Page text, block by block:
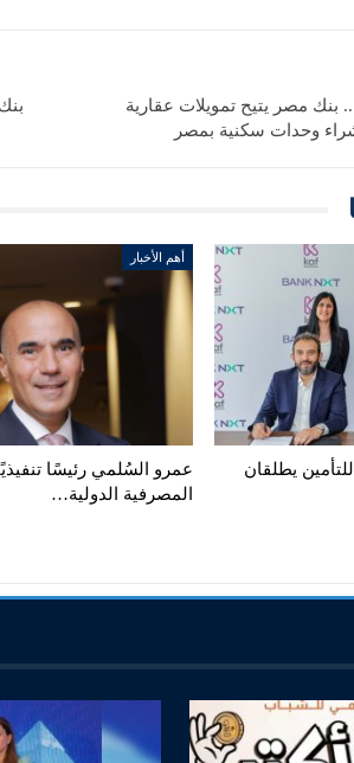
جنيه.. بنك مصر يتيح تمويلات عقارية
وحدات سكنية بمصر
يطلقان
أهم الأخبار
عمرو السُلمي رئيسًا
المصرفية الدولية…